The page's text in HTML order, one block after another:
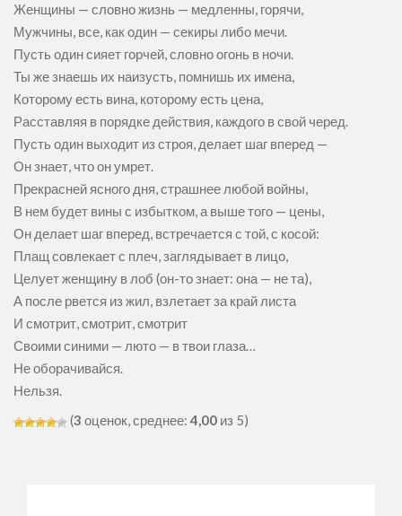
Женщины — словно жизнь — медленны, горячи,
Мужчины, все, как один — секиры либо мечи.
Пусть один сияет горчей, словно огонь в ночи.
Ты же знаешь их наизусть, помнишь их имена,
Которому есть вина, которому есть цена,
Расставляя в порядке действия, каждого в свой черед.
Пусть один выходит из строя, делает шаг вперед —
Он знает, что он умрет.
Прекрасней ясного дня, страшнее любой войны,
В нем будет вины с избытком, а выше того — цены,
Он делает шаг вперед, встречается с той, с косой:
Плащ совлекает с плеч, заглядывает в лицо,
Целует женщину в лоб (он-то знает: она — не та),
А после рвется из жил, взлетает за край листа
И смотрит, смотрит, смотрит
Своими синими — люто — в твои глаза…
Не оборачивайся.
Нельзя.
(3 оценок, среднее: 4,00 из 5)